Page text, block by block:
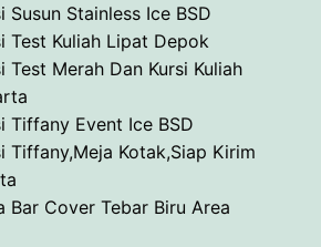
Susun Stainless Ice BSD
Test Kuliah Lipat Depok
Test Merah Dan Kursi Kuliah
Tiffany Event Ice BSD
Tiffany,Meja Kotak,Siap Kirim
Bar Cover Tebar Biru Area